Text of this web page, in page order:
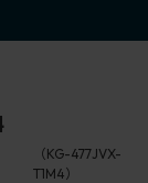
（KG-477JVX-
T1M4）